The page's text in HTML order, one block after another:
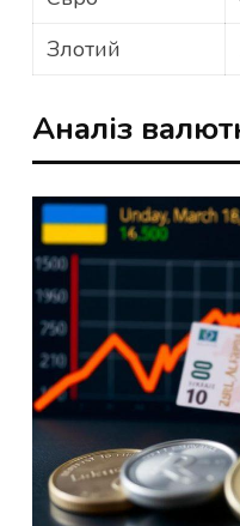
Злотий
Аналіз